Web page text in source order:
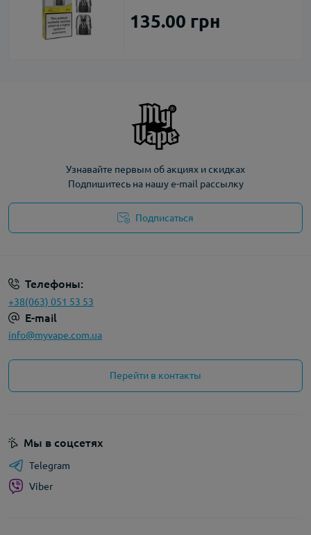
135.00 грн
Узнавайте первым об акциях и скидках
Подпишитесь на нашу e-mail рассылку
Подписаться
Телефоны:
+38(063) 051 53 53
E-mail
info@myvape.com.ua
Перейти в контакты
Мы в соцсетях
Telegram
Viber